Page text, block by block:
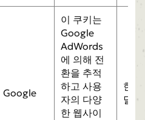
Google
이 쿠키는
Google
AdWords
에 의해 전
환을 추적
하고 사용
자의 다양
한 웹사이
한
달